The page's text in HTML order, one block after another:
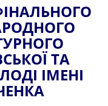
ТА
ІМЕНІ